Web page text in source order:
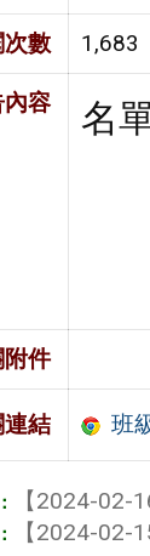
數 1,683
容 名
件
結 班
【2024-02-
【2024-02-